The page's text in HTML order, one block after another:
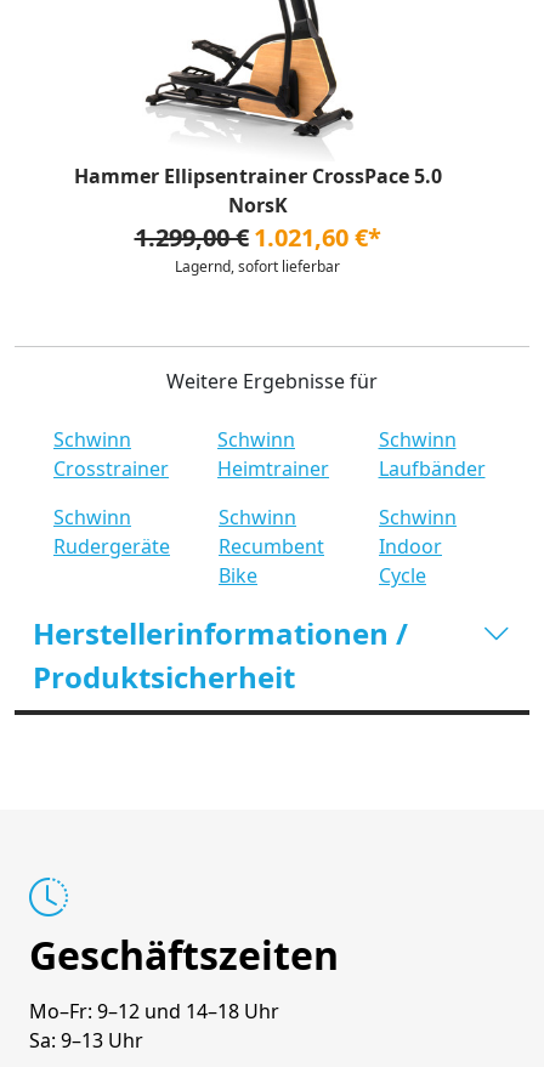
Hammer Ellipsentrainer CrossPace 5.0
NorsK
1.299,00 € 1.021,60 €*
Lagernd, sofort lieferbar
Weitere Ergebnisse für
Schwinn
Crosstrainer
Schwinn
Heimtrainer
Schwinn
Laufbänder
Schwinn
Rudergeräte
Schwinn
Recumbent
Bike
Schwinn
Indoor
Cycle
Herstellerinformationen /
Produktsicherheit
Geschäftszeiten
Mo–Fr: 9–12 und 14–18 Uhr
Sa: 9–13 Uhr